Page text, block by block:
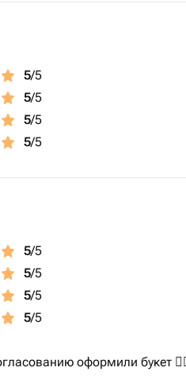
5/5
5/5
5/5
5/5
5/5
5/5
5/5
5/5
оформили букет